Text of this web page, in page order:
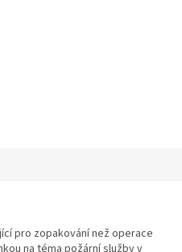
pro zopakování než operace